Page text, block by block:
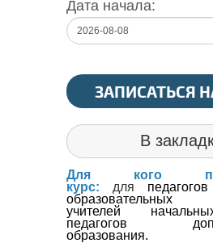
Дата начала:
ЗАПИСАТЬСЯ
В
Для кого
курс: для
образовательных
учителей
педагогов
образования.